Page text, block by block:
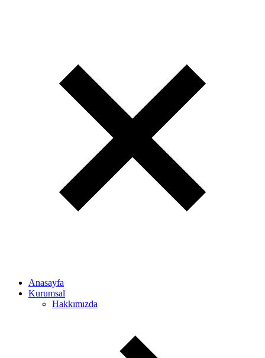
Anasayfa
Kurumsal
Hakkımızda